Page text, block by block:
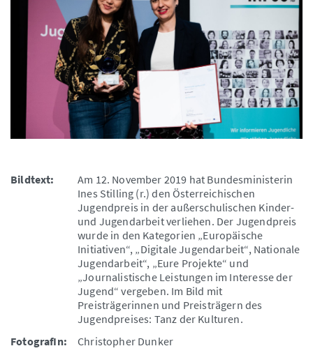
Bildtext:
Am 12. November 2019 hat Bundesministerin
Ines Stilling (r.) den Österreichischen
Jugendpreis in der außerschulischen Kinder-
und Jugendarbeit verliehen. Der Jugendpreis
wurde in den Kategorien „Europäische
Initiativen“, „Digitale Jugendarbeit“, Nationale
Jugendarbeit“, „Eure Projekte“ und
„Journalistische Leistungen im Interesse der
Jugend“ vergeben. Im Bild mit
Preisträgerinnen und Preisträgern des
Jugendpreises: Tanz der Kulturen.
FotografIn:
Christopher Dunker